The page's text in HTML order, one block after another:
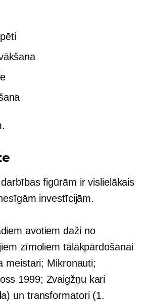
figūrām ir vislielākais
investīcijām.
avotiem daži no
zīmoliem tālākpārdošanai
meistari; Mikronauti;
1999; Zvaigžņu kari
un transformatori (1.